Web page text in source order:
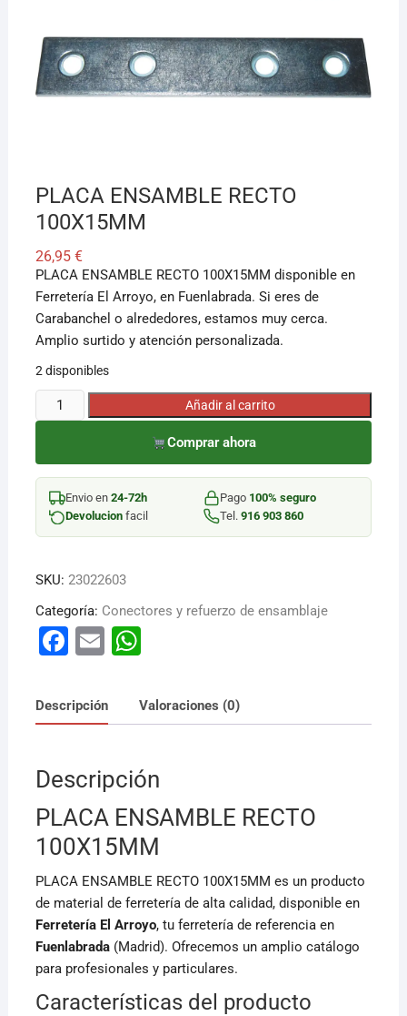
PLACA ENSAMBLE RECTO
100X15MM
26,95 €
PLACA ENSAMBLE RECTO 100X15MM disponible en
Ferretería El Arroyo, en Fuenlabrada. Si eres de
Carabanchel o alrededores, estamos muy cerca.
Amplio surtido y atención personalizada.
2 disponibles
PLACA
ENSAMBLE
100X15MM
cantidad
Añadir al carrito
Comprar ahora
Envio en 24-72h Pago 100% seguro
Devolucionfacil Tel. 916 903 860
SKU: 23022603
Categoría: Conectores y refuerzo de ensamblaje
F
c
e
o
o
k
E
ai
l
W
at
s
p
p
Descripción Valoraciones (0)
Descripción
PLACA ENSAMBLE RECTO
100X15MM
PLACA ENSAMBLE RECTO 100X15MM es un producto
de material de ferretería de alta calidad, disponible en
Ferretería El Arroyo, tu ferretería de referencia en
Fuenlabrada(Madrid). Ofrecemos un amplio catálogo
para profesionales y particulares.
Características del producto
¡Hola! Soy el asesor virtual de Ferretería El Arroyo.
Cuéntame qué necesitas y te ayudo a encontrarlo,
aunque no sepas el nombre exacto